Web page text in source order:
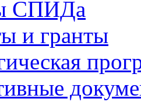
СПИДа
и гранты